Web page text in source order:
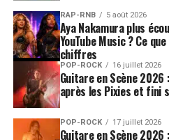
plaisir à jouer sur les doubles
Selon Damien, toutes les
directement à l'auditeur de
deuxième personne du
d'elles.
En juin 2005, suite à la
album, il quitte Universal
RAP-RNB 5 août 2026
Aya Nakamura plus
YouTube Music ? Ce
chiffres
POP-ROCK 16 juillet 2026
Guitare en Scène 2026
après les Pixies et fini
POP-ROCK 17 juillet 2026
Guitare en Scène 2026